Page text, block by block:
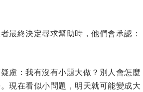
最終決定尋求幫助時，他們會承認：
慮：我有沒有小題大做？別人會怎麼
現在看似小問題，明天就可能變成大